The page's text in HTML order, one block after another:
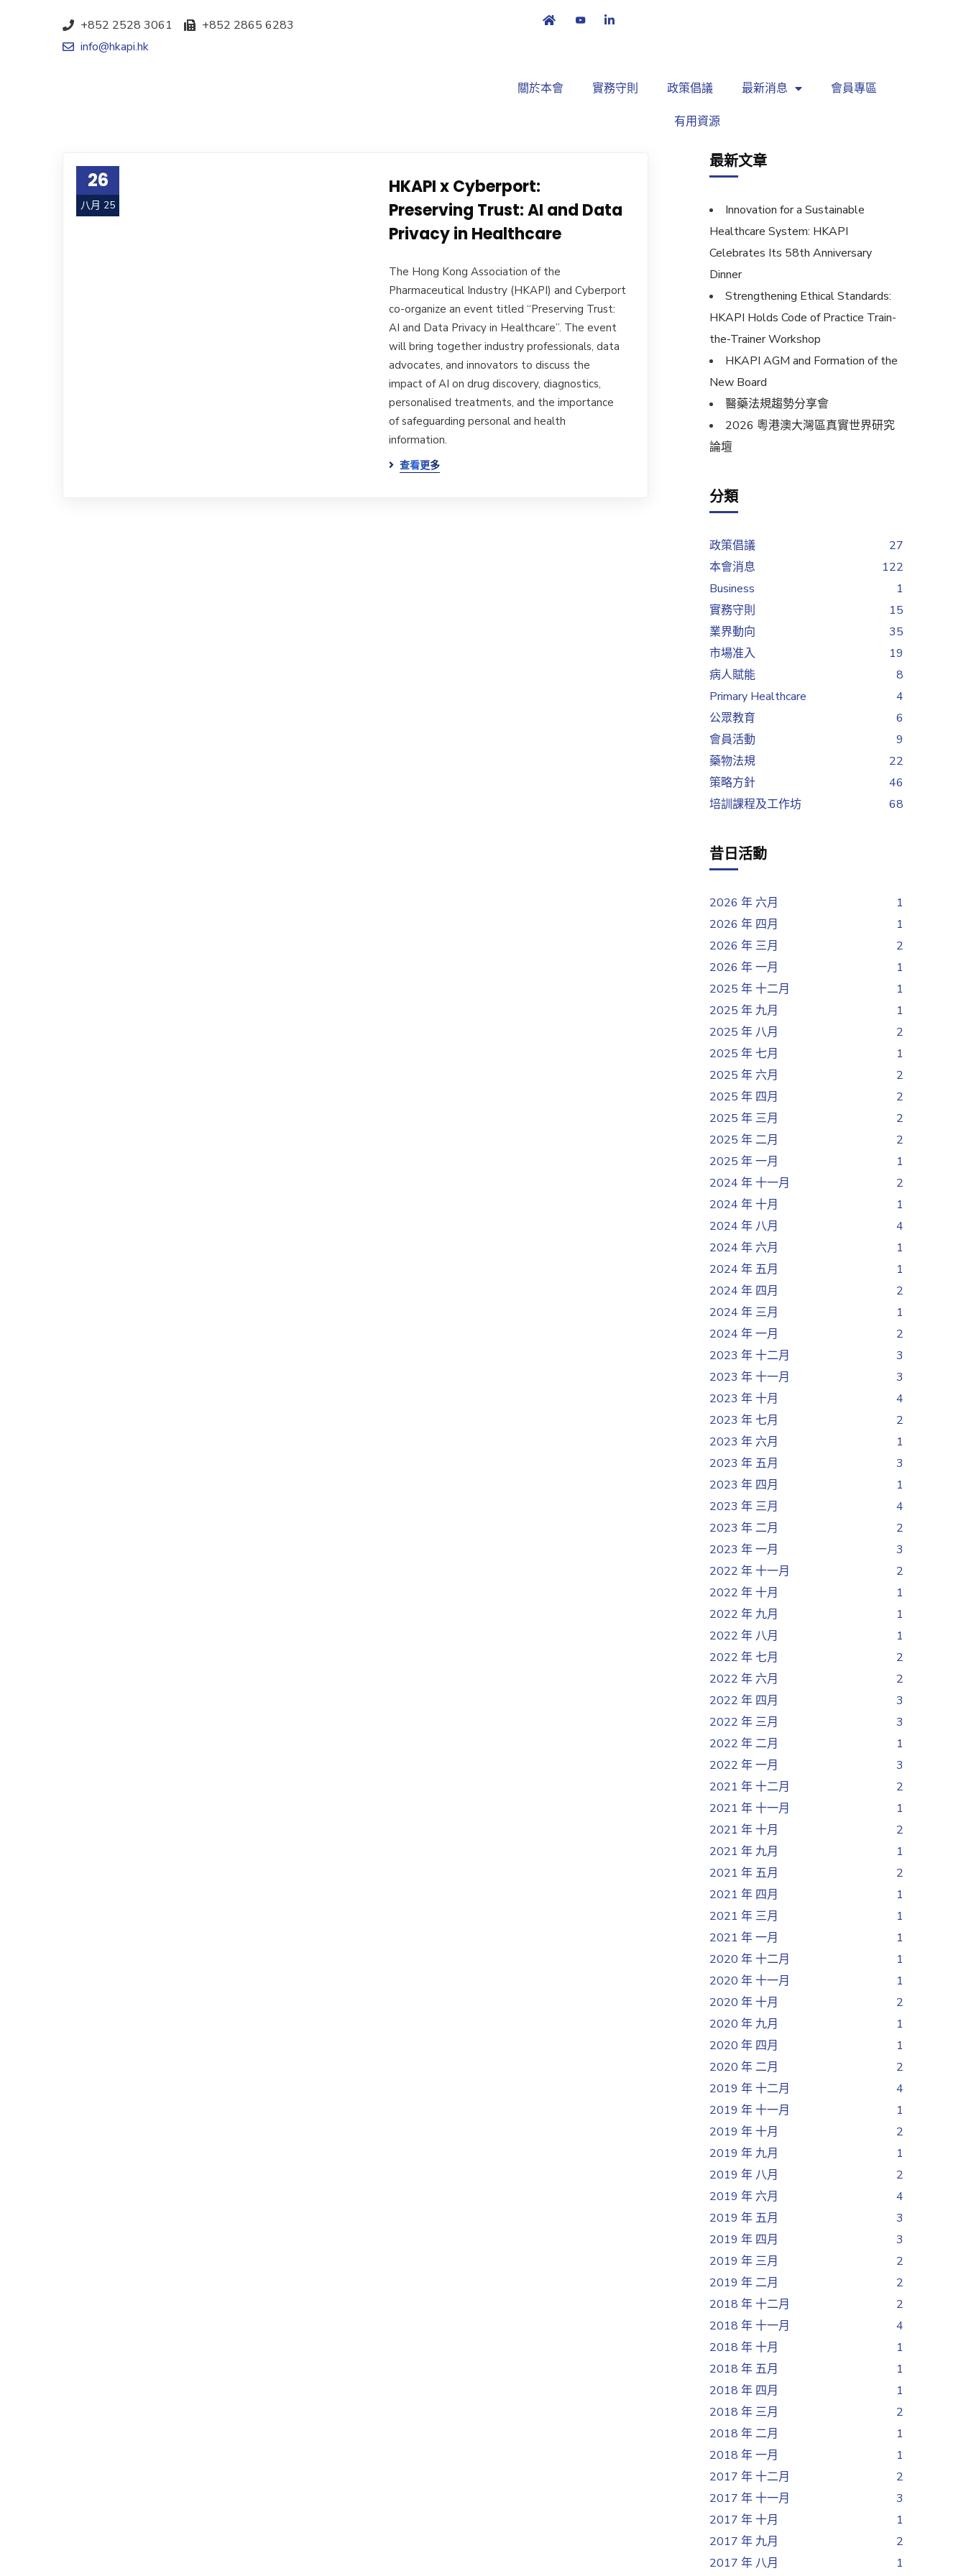
+852 2528 3061
+852 2865 6283
info@hkapi.hk
關於本會 實務守則 政策倡議 最新消息 會員專區
有用資源
26
八月 25
HKAPI x Cyberport:
Preserving Trust: AI and Data
Privacy in Healthcare
The Hong Kong Association of the
Pharmaceutical Industry (HKAPI) and Cyberport
co-organize an event titled “Preserving Trust:
AI and Data Privacy in Healthcare”. The event
will bring together industry professionals, data
advocates, and innovators to discuss the
impact of AI on drug discovery, diagnostics,
personalised treatments, and the importance
of safeguarding personal and health
information.
查看更多
最新文章
Innovation for a Sustainable
Healthcare System: HKAPI
Celebrates Its 58th Anniversary
Dinner
Strengthening Ethical Standards:
HKAPI Holds Code of Practice Train-
the-Trainer Workshop
HKAPI AGM and Formation of the
New Board
醫藥法規趨勢分享會
2026 粵港澳大灣區真實世界研究
論壇
分類
政策倡議
27
本會消息
122
Business
1
實務守則
15
業界動向
35
市場准入
19
病人賦能
8
Primary Healthcare
4
公眾教育
6
會員活動
9
藥物法規
22
策略方針
46
培訓課程及工作坊
68
昔日活動
2026 年 六月
1
2026 年 四月
1
2026 年 三月
2
2026 年 一月
1
2025 年 十二月
1
2025 年 九月
1
2025 年 八月
2
2025 年 七月
1
2025 年 六月
2
2025 年 四月
2
2025 年 三月
2
2025 年 二月
2
2025 年 一月
1
2024 年 十一月
2
2024 年 十月
1
2024 年 八月
4
2024 年 六月
1
2024 年 五月
1
2024 年 四月
2
2024 年 三月
1
2024 年 一月
2
2023 年 十二月
3
2023 年 十一月
3
2023 年 十月
4
2023 年 七月
2
2023 年 六月
1
2023 年 五月
3
2023 年 四月
1
2023 年 三月
4
2023 年 二月
2
2023 年 一月
3
2022 年 十一月
2
2022 年 十月
1
2022 年 九月
1
2022 年 八月
1
2022 年 七月
2
2022 年 六月
2
2022 年 四月
3
2022 年 三月
3
2022 年 二月
1
2022 年 一月
3
2021 年 十二月
2
2021 年 十一月
1
2021 年 十月
2
2021 年 九月
1
2021 年 五月
2
2021 年 四月
1
2021 年 三月
1
2021 年 一月
1
2020 年 十二月
1
2020 年 十一月
1
2020 年 十月
2
2020 年 九月
1
2020 年 四月
1
2020 年 二月
2
2019 年 十二月
4
2019 年 十一月
1
2019 年 十月
2
2019 年 九月
1
2019 年 八月
2
2019 年 六月
4
2019 年 五月
3
2019 年 四月
3
2019 年 三月
2
2019 年 二月
2
2018 年 十二月
2
2018 年 十一月
4
2018 年 十月
1
2018 年 五月
1
2018 年 四月
1
2018 年 三月
2
2018 年 二月
1
2018 年 一月
1
2017 年 十二月
2
2017 年 十一月
3
2017 年 十月
1
2017 年 九月
2
2017 年 八月
1